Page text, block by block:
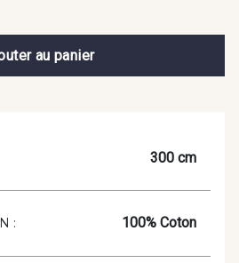
au panier
300 cm
: 100% Coton